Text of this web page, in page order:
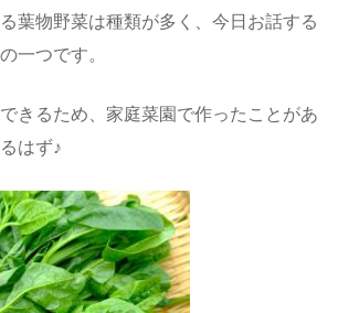
葉物野菜は種類が多く、今日お話する
一つです。
きるため、家庭菜園で作ったことがあ
はず♪